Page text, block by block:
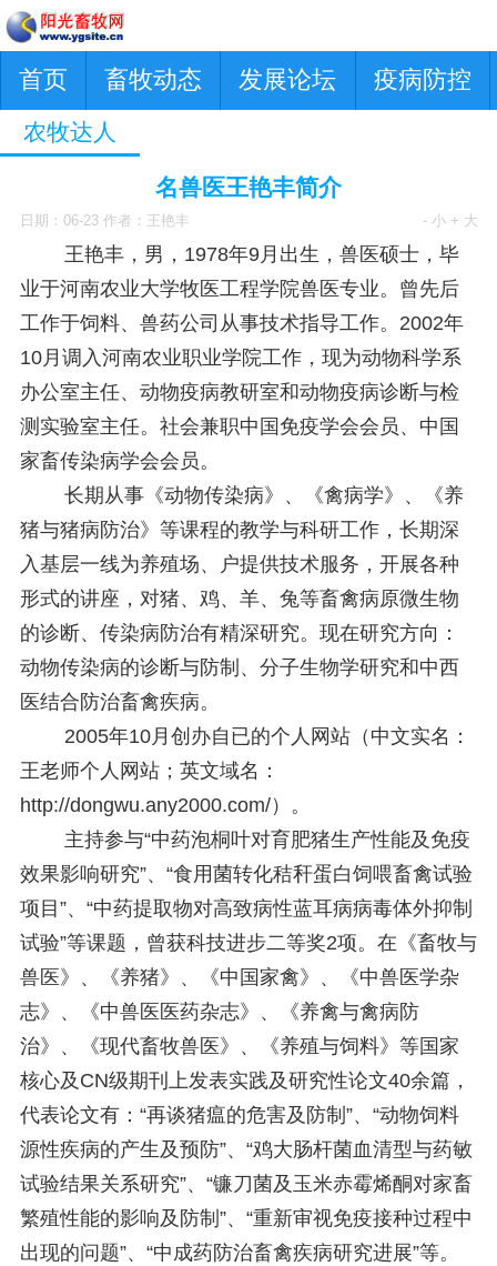
首页 畜牧动态 发展论坛 疫病防控
农牧达人
名兽医王艳丰简介
日期：06-23 作者：王艳丰 - 小 + 大
王艳丰，男，1978年9月出生，兽医硕士，毕
业于河南农业大学牧医工程学院兽医专业。曾先后
工作于饲料、兽药公司从事技术指导工作。2002年
10月调入河南农业职业学院工作，现为动物科学系
办公室主任、动物疫病教研室和动物疫病诊断与检
测实验室主任。社会兼职中国免疫学会会员、中国
家畜传染病学会会员。
长期从事《动物传染病》、《禽病学》、《养
猪与猪病防治》等课程的教学与科研工作，长期深
入基层一线为养殖场、户提供技术服务，开展各种
形式的讲座，对猪、鸡、羊、兔等畜禽病原微生物
的诊断、传染病防治有精深研究。现在研究方向：
动物传染病的诊断与防制、分子生物学研究和中西
医结合防治畜禽疾病。
2005年10月创办自已的个人网站（中文实名：
王老师个人网站；英文域名：
http://dongwu.any2000.com/）。
主持参与“中药泡桐叶对育肥猪生产性能及免疫
效果影响研究”、“食用菌转化秸秆蛋白饲喂畜禽试验
项目”、“中药提取物对高致病性蓝耳病病毒体外抑制
试验”等课题，曾获科技进步二等奖2项。在《畜牧与
兽医》、《养猪》、《中国家禽》、《中兽医学杂
志》、《中兽医医药杂志》、《养禽与禽病防
治》、《现代畜牧兽医》、《养殖与饲料》等国家
核心及CN级期刊上发表实践及研究性论文40余篇，
代表论文有：“再谈猪瘟的危害及防制”、“动物饲料
源性疾病的产生及预防”、“鸡大肠杆菌血清型与药敏
试验结果关系研究”、“镰刀菌及玉米赤霉烯酮对家畜
繁殖性能的影响及防制”、“重新审视免疫接种过程中
出现的问题”、“中成药防治畜禽疾病研究进展”等。